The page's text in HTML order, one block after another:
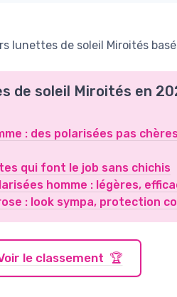
lunettes de soleil Miroités
de soleil Miroités en
: des polarisées pas
qui font le job sans chichis
homme : légères,
: look sympa, protection
le classement 🏆